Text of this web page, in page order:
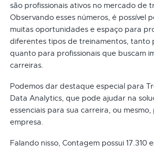
são profissionais ativos no mercado de
Observando esses números, é possível
muitas oportunidades e espaço para
diferentes tipos de treinamentos, tanto
quanto para profissionais que buscam
carreiras.
Podemos dar destaque especial para
Data Analytics, que pode ajudar na
essenciais para sua carreira, ou mesmo,
empresa.
Falando nisso, Contagem possui 17.310